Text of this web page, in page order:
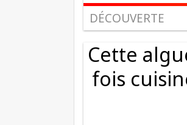
DÉCOUVERTE
Cette
fois